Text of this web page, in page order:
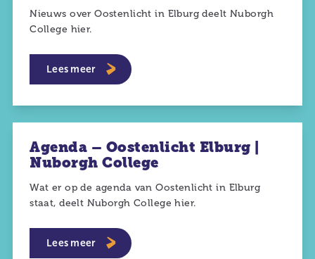
Nieuws over Oostenlicht in Elburg deelt Nuborgh
College hier.
Lees meer
Agenda – Oostenlicht Elburg |
Nuborgh College
Wat er op de agenda van Oostenlicht in Elburg
staat, deelt Nuborgh College hier.
Lees meer